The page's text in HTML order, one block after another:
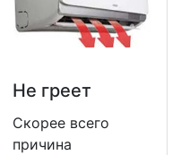
Не греет
Скорее всего
причина